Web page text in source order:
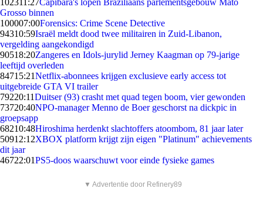
102311:27Capibara's lopen Braziliaans parlementsgebouw Mato
Grosso binnen
100007:00Forensics: Crime Scene Detective
94310:59Israël meldt dood twee militairen in Zuid-Libanon,
vergelding aangekondigd
90518:20Zangeres en Idols-jurylid Jerney Kaagman op 79-jarige
leeftijd overleden
84715:21Netflix-abonnees krijgen exclusieve early access tot
uitgebreide GTA VI trailer
79220:11Duitser (93) crasht met quad tegen boom, vier gewonden
73720:40NPO-manager Menno de Boer geschorst na dickpic in
groepsapp
68210:48Hiroshima herdenkt slachtoffers atoombom, 81 jaar later
50912:12XBOX platform krijgt zijn eigen "Platinum" achievements
dit jaar
46722:01PS5-doos waarschuwt voor einde fysieke games
▼ Advertentie door Refinery89